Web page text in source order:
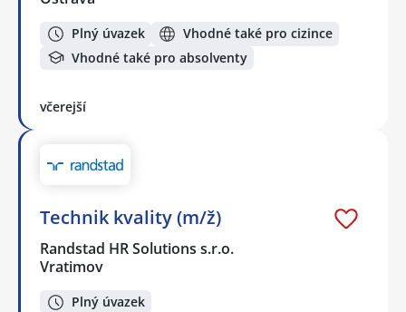
Plný úvazek
Vhodné také pro cizince
Vhodné také pro absolventy
včerejší
Technik kvality (m/ž)
Randstad HR Solutions s.r.o.
Vratimov
Plný úvazek